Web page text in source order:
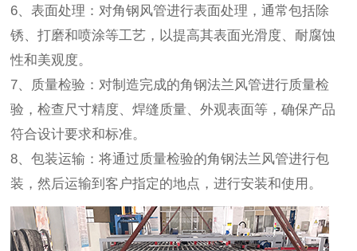
6、表面处理：对角钢风管进行表面处理，通常包括除
锈、打磨和喷涂等工艺，以提高其表面光滑度、耐腐蚀
性和美观度。
7、质量检验：对制造完成的角钢法兰风管进行质量检
验，检查尺寸精度、焊缝质量、外观表面等，确保产品
符合设计要求和标准。
8、包装运输：将通过质量检验的角钢法兰风管进行包
装，然后运输到客户指定的地点，进行安装和使用。